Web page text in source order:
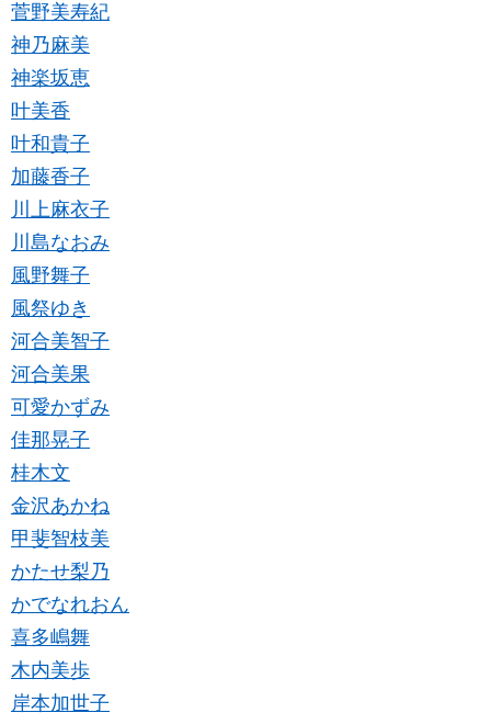
菅野美寿紀
神乃麻美
神楽坂恵
叶美香
叶和貴子
加藤香子
川上麻衣子
川島なおみ
風野舞子
風祭ゆき
河合美智子
河合美果
可愛かずみ
佳那晃子
桂木文
金沢あかね
甲斐智枝美
かたせ梨乃
かでなれおん
喜多嶋舞
木内美歩
岸本加世子